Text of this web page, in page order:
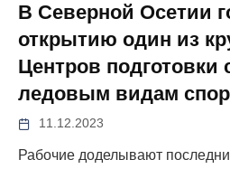
В Северной Осетии
открытию один из
Центров подготовки
ледовым видам
11.12.2023
Рабочие доделывают